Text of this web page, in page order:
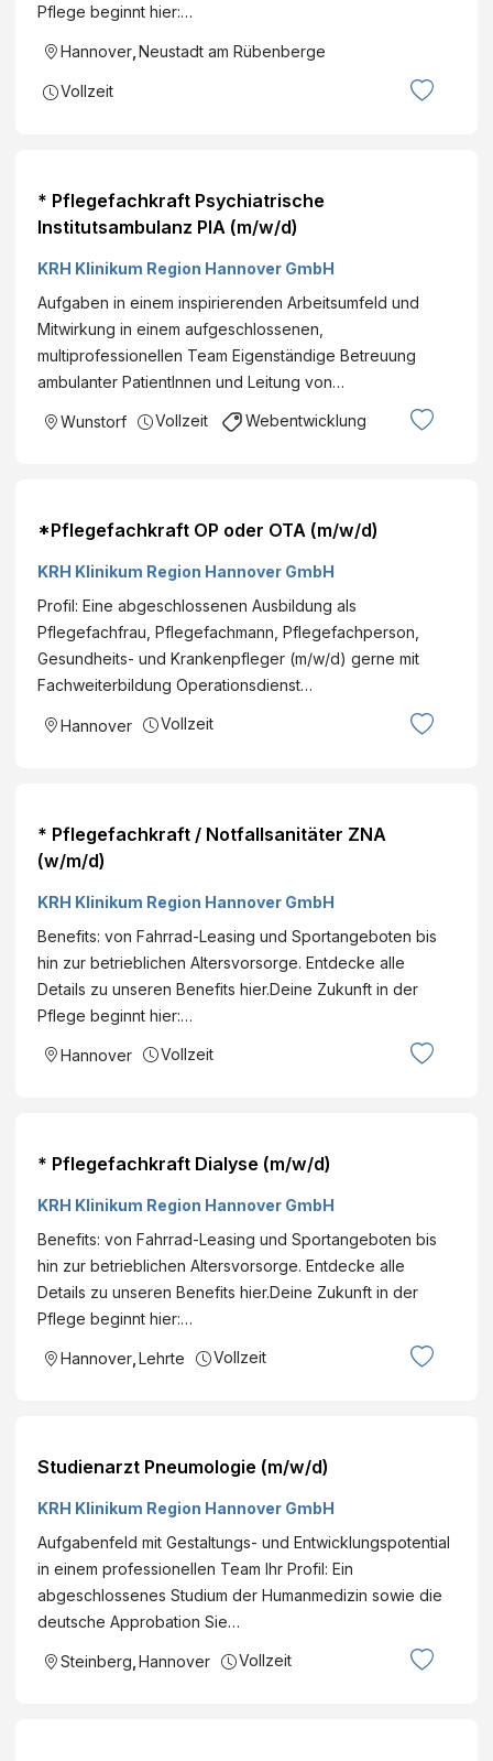
Pflege beginnt hier:…
Hannover Neustadt am Rübenberge
Vollzeit
* Pflegefachkraft Psychiatrische
Institutsambulanz PIA (m/w/d)
KRH Klinikum Region Hannover GmbH
Aufgaben in einem inspirierenden Arbeitsumfeld und
Mitwirkung in einem aufgeschlossenen,
multiprofessionellen Team Eigenständige Betreuung
ambulanter PatientInnen und Leitung von…
Wunstorf Vollzeit Webentwicklung
*Pflegefachkraft OP oder OTA (m/w/d)
KRH Klinikum Region Hannover GmbH
Profil: Eine abgeschlossenen Ausbildung als
Pflegefachfrau, Pflegefachmann, Pflegefachperson,
Gesundheits- und Krankenpfleger (m/w/d) gerne mit
Fachweiterbildung Operationsdienst…
Hannover Vollzeit
* Pflegefachkraft / Notfallsanitäter ZNA
(w/m/d)
KRH Klinikum Region Hannover GmbH
Benefits: von Fahrrad-Leasing und Sportangeboten bis
hin zur betrieblichen Altersvorsorge. Entdecke alle
Details zu unseren Benefits hier.Deine Zukunft in der
Pflege beginnt hier:…
Hannover Vollzeit
* Pflegefachkraft Dialyse (m/w/d)
KRH Klinikum Region Hannover GmbH
Benefits: von Fahrrad-Leasing und Sportangeboten bis
hin zur betrieblichen Altersvorsorge. Entdecke alle
Details zu unseren Benefits hier.Deine Zukunft in der
Pflege beginnt hier:…
Hannover Lehrte Vollzeit
Studienarzt Pneumologie (m/w/d)
KRH Klinikum Region Hannover GmbH
Aufgabenfeld mit Gestaltungs- und Entwicklungspotential
in einem professionellen Team Ihr Profil: Ein
abgeschlossenes Studium der Humanmedizin sowie die
deutsche Approbation Sie…
Steinberg Hannover Vollzeit